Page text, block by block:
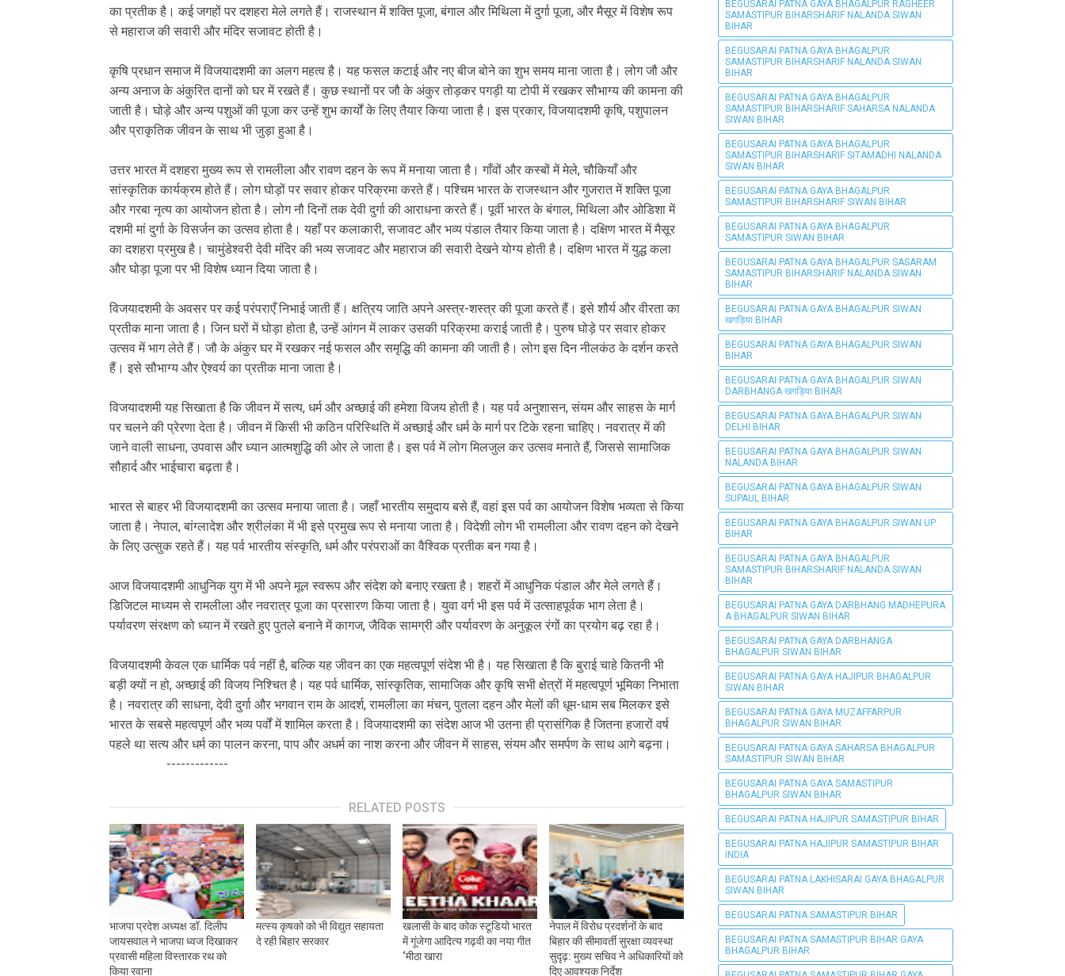
का प्रतीक है। कई जगहों पर दशहरा मेले लगते हैं। राजस्थान में शक्ति पूजा, बंगाल और मिथिला में दुर्गा पूजा, और मैसूर में विशेष रूप
से महाराज की सवारी और मंदिर सजावट होती है।
कृषि प्रधान समाज में विजयादशमी का अलग महत्व है। यह फसल कटाई और नए बीज बोने का शुभ समय माना जाता है। लोग जौ और
अन्य अनाज के अंकुरित दानों को घर में रखते हैं। कुछ स्थानों पर जौ के अंकुर तोड़कर पगड़ी या टोपी में रखकर सौभाग्य की कामना की
जाती है। घोड़े और अन्य पशुओं की पूजा कर उन्हें शुभ कार्यों के लिए तैयार किया जाता है। इस प्रकार, विजयादशमी कृषि, पशुपालन
और प्राकृतिक जीवन के साथ भी जुड़ा हुआ है।
उत्तर भारत में दशहरा मुख्य रूप से रामलीला और रावण दहन के रूप में मनाया जाता है। गाँवों और कस्बों में मेले, चौकियाँ और
सांस्कृतिक कार्यक्रम होते हैं। लोग घोड़ों पर सवार होकर परिक्रमा करते हैं। पश्चिम भारत के राजस्थान और गुजरात में शक्ति पूजा
और गरबा नृत्य का आयोजन होता है। लोग नौ दिनों तक देवी दुर्गा की आराधना करते हैं। पूर्वी भारत के बंगाल, मिथिला और ओडिशा में
दशमी मां दुर्गा के विसर्जन का उत्सव होता है। यहाँ पर कलाकारी, सजावट और भव्य पंडाल तैयार किया जाता है। दक्षिण भारत में मैसूर
का दशहरा प्रमुख है। चामुंडेश्वरी देवी मंदिर की भव्य सजावट और महाराज की सवारी देखने योग्य होती है। दक्षिण भारत में युद्ध कला
और घोड़ा पूजा पर भी विशेष ध्यान दिया जाता है।
विजयादशमी के अवसर पर कई परंपराएँ निभाई जाती हैं। क्षत्रिय जाति अपने अस्त्र-शस्त्र की पूजा करते हैं। इसे शौर्य और वीरता का
प्रतीक माना जाता है। जिन घरों में घोड़ा होता है, उन्हें आंगन में लाकर उसकी परिक्रमा कराई जाती है। पुरुष घोड़े पर सवार होकर
उत्सव में भाग लेते हैं। जौ के अंकुर घर में रखकर नई फसल और समृद्धि की कामना की जाती है। लोग इस दिन नीलकंठ के दर्शन करते
हैं। इसे सौभाग्य और ऐश्वर्य का प्रतीक माना जाता है।
विजयादशमी यह सिखाता है कि जीवन में सत्य, धर्म और अच्छाई की हमेशा विजय होती है। यह पर्व अनुशासन, संयम और साहस के मार्ग
पर चलने की प्रेरणा देता है। जीवन में किसी भी कठिन परिस्थिति में अच्छाई और धर्म के मार्ग पर टिके रहना चाहिए। नवरात्र में की
जाने वाली साधना, उपवास और ध्यान आत्मशुद्धि की ओर ले जाता है। इस पर्व में लोग मिलजुल कर उत्सव मनाते हैं, जिससे सामाजिक
सौहार्द और भाईचारा बढ़ता है।
भारत से बाहर भी विजयादशमी का उत्सव मनाया जाता है। जहाँ भारतीय समुदाय बसे हैं, वहां इस पर्व का आयोजन विशेष भव्यता से किया
जाता है। नेपाल, बांग्लादेश और श्रीलंका में भी इसे प्रमुख रूप से मनाया जाता है। विदेशी लोग भी रामलीला और रावण दहन को देखने
के लिए उत्सुक रहते हैं। यह पर्व भारतीय संस्कृति, धर्म और परंपराओं का वैश्विक प्रतीक बन गया है।
आज विजयादशमी आधुनिक युग में भी अपने मूल स्वरूप और संदेश को बनाए रखता है। शहरों में आधुनिक पंडाल और मेले लगते हैं।
डिजिटल माध्यम से रामलीला और नवरात्र पूजा का प्रसारण किया जाता है। युवा वर्ग भी इस पर्व में उत्साहपूर्वक भाग लेता है।
पर्यावरण संरक्षण को ध्यान में रखते हुए पुतले बनाने में कागज, जैविक सामग्री और पर्यावरण के अनुकूल रंगों का प्रयोग बढ़ रहा है।
विजयादशमी केवल एक धार्मिक पर्व नहीं है, बल्कि यह जीवन का एक महत्वपूर्ण संदेश भी है। यह सिखाता है कि बुराई चाहे कितनी भी
बड़ी क्यों न हो, अच्छाई की विजय निश्चित है। यह पर्व धार्मिक, सांस्कृतिक, सामाजिक और कृषि सभी क्षेत्रों में महत्वपूर्ण भूमिका निभाता
है। नवरात्र की साधना, देवी दुर्गा और भगवान राम के आदर्श, रामलीला का मंचन, पुतला दहन और मेलों की धूम-धाम सब मिलकर इसे
भारत के सबसे महत्वपूर्ण और भव्य पर्वों में शामिल करता है। विजयादशमी का संदेश आज भी उतना ही प्रासंगिक है जितना हजारों वर्ष
पहले था सत्य और धर्म का पालन करना, पाप और अधर्म का नाश करना और जीवन में साहस, संयम और समर्पण के साथ आगे बढ़ना।
-------------
RELATED POSTS
भाजपा प्रदेश अध्यक्ष डॉ. दिलीप
जायसवाल ने भाजपा ध्वज दिखाकर
प्रवासी महिला विस्तारक रथ को
किया रवाना
मत्स्य कृषको को भी विद्युत सहायता
दे रही बिहार सरकार
खलासी के बाद कोक स्टूडियो भारत
में गूंजेगा आदित्य गढ़वी का नया गीत
‘मीठा खारा
नेपाल में विरोध प्रदर्शनों के बाद
बिहार की सीमावर्ती सुरक्षा व्यवस्था
सुदृढ़: मुख्य सचिव ने अधिकारियों को
दिए आवश्यक निर्देश
BEGUSARAI PATNA GAYA BHAGALPUR RAGHEER
SAMASTIPUR BIHARSHARIF NALANDA SIWAN
BIHAR
BEGUSARAI PATNA GAYA BHAGALPUR
SAMASTIPUR BIHARSHARIF NALANDA SIWAN
BIHAR
BEGUSARAI PATNA GAYA BHAGALPUR
SAMASTIPUR BIHARSHARIF SAHARSA NALANDA
SIWAN BIHAR
BEGUSARAI PATNA GAYA BHAGALPUR
SAMASTIPUR BIHARSHARIF SITAMADHI NALANDA
SIWAN BIHAR
BEGUSARAI PATNA GAYA BHAGALPUR
SAMASTIPUR BIHARSHARIF SIWAN BIHAR
BEGUSARAI PATNA GAYA BHAGALPUR
SAMASTIPUR SIWAN BIHAR
BEGUSARAI PATNA GAYA BHAGALPUR SASARAM
SAMASTIPUR BIHARSHARIF NALANDA SIWAN
BIHAR
BEGUSARAI PATNA GAYA BHAGALPUR SIWAN
खगड़िया BIHAR
BEGUSARAI PATNA GAYA BHAGALPUR SIWAN
BIHAR
BEGUSARAI PATNA GAYA BHAGALPUR SIWAN
DARBHANGA खगड़िया BIHAR
BEGUSARAI PATNA GAYA BHAGALPUR SIWAN
DELHI BIHAR
BEGUSARAI PATNA GAYA BHAGALPUR SIWAN
NALANDA BIHAR
BEGUSARAI PATNA GAYA BHAGALPUR SIWAN
SUPAUL BIHAR
BEGUSARAI PATNA GAYA BHAGALPUR SIWAN UP
BIHAR
BEGUSARAI PATNA GAYA BHAGALPUR
SAMASTIPUR BIHARSHARIF NALANDA SIWAN
BIHAR
BEGUSARAI PATNA GAYA DARBHANG MADHEPURA
A BHAGALPUR SIWAN BIHAR
BEGUSARAI PATNA GAYA DARBHANGA
BHAGALPUR SIWAN BIHAR
BEGUSARAI PATNA GAYA HAJIPUR BHAGALPUR
SIWAN BIHAR
BEGUSARAI PATNA GAYA MUZAFFARPUR
BHAGALPUR SIWAN BIHAR
BEGUSARAI PATNA GAYA SAHARSA BHAGALPUR
SAMASTIPUR SIWAN BIHAR
BEGUSARAI PATNA GAYA SAMASTIPUR
BHAGALPUR SIWAN BIHAR
BEGUSARAI PATNA HAJIPUR SAMASTIPUR BIHAR
BEGUSARAI PATNA HAJIPUR SAMASTIPUR BIHAR
INDIA
BEGUSARAI PATNA LAKHISARAI GAYA BHAGALPUR
SIWAN BIHAR
BEGUSARAI PATNA SAMASTIPUR BIHAR
BEGUSARAI PATNA SAMASTIPUR BIHAR GAYA
BHAGALPUR BIHAR